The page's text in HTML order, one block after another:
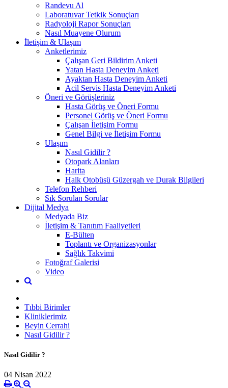
Randevu Al
Laboratuvar Tetkik Sonuçları
Radyoloji Rapor Sonuçları
Nasıl Muayene Olurum
İletişim & Ulaşım
Anketlerimiz
Çalışan Geri Bildirim Anketi
Yatan Hasta Deneyim Anketi
Ayaktan Hasta Deneyim Anketi
Acil Servis Hasta Deneyim Anketi
Öneri ve Görüşleriniz
Hasta Görüş ve Öneri Formu
Personel Görüş ve Öneri Formu
Çalışan İletişim Formu
Genel Bilgi ve İletişim Formu
Ulaşım
Nasıl Gidilir ?
Otopark Alanları
Harita
Halk Otobüsü Güzergah ve Durak Bilgileri
Telefon Rehberi
Sık Sorulan Sorular
Dijital Medya
Medyada Biz
İletişim & Tanıtım Faaliyetleri
E-Bülten
Toplantı ve Organizasyonlar
Sağlık Takvimi
Fotoğraf Galerisi
Video
Tıbbi Birimler
Kliniklerimiz
Beyin Cerrahi
Nasıl Gidilir ?
Nasıl Gidilir ?
04 Nisan 2022